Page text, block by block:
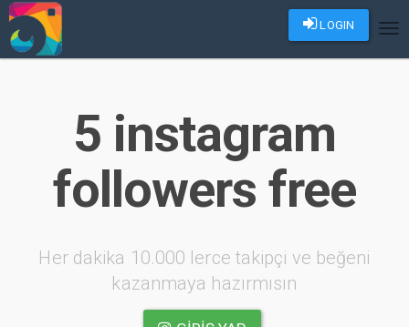
LOGIN
5 instagram
followers free
Her dakika 10.000 lerce takipçi ve beğeni
kazanmaya hazırmısın